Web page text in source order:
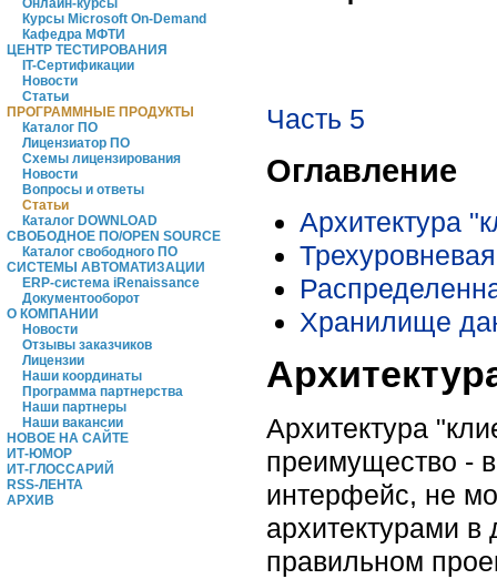
Онлайн-курсы
Курсы Microsoft On-Demand
Кафедра МФТИ
ЦЕНТР ТЕСТИРОВАНИЯ
IT-Сертификации
Новости
Статьи
ПРОГРАММНЫЕ ПРОДУКТЫ
Каталог ПО
Лицензиатор ПО
Схемы лицензирования
Новости
Вопросы и ответы
Статьи
Каталог DOWNLOAD
СВОБОДНОЕ ПО/OPEN SOURCE
Каталог свободного ПО
СИСТЕМЫ АВТОМАТИЗАЦИИ
ERP-система iRenaissance
Документооборот
О КОМПАНИИ
Новости
Отзывы заказчиков
Лицензии
Наши координаты
Программа партнерства
Наши партнеры
Наши вакансии
НОВОЕ НА САЙТЕ
ИТ-ЮМОР
ИТ-ГЛОССАРИЙ
RSS-ЛЕНТА
АРХИВ
Часть 5
Оглавление
Архитектура
Хранилище
Архитектура
преимущество -
интерфейс, не
архитектурами
правильном